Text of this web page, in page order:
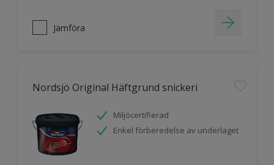
Jämföra
Nordsjö Original Häftgrund snickeri
Miljöcertifierad
Enkel förberedelse av underlaget